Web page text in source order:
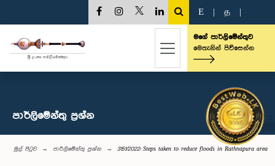
E த
මගේ පාර්ලිමේන්තුව
මෙතැනින් පිවිසෙන්න
පාර්ලි‌මේන්තු‌ ප්‍රශ්න
මුල් පිටුව පාර්ලි‌මේන්තු‌ ප්‍රශ්න 3151/2022: Steps taken to reduce floods in Rathnapura area